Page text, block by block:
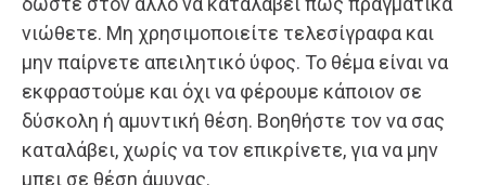
νιώθετε. Μη χρησιμοποιείτε τελεσίγραφα και
μην παίρνετε απειλητικό ύφος. Το θέμα είναι να
εκφραστούμε και όχι να φέρουμε κάποιον σε
δύσκολη ή αμυντική θέση. Βοηθήστε τον να σας
καταλάβει, χωρίς να τον επικρίνετε, για να μην
μπει σε θέση άμυνας.